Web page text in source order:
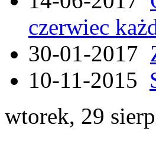
czerwiec
30-01-2017
10-11-2015
wtorek, 29